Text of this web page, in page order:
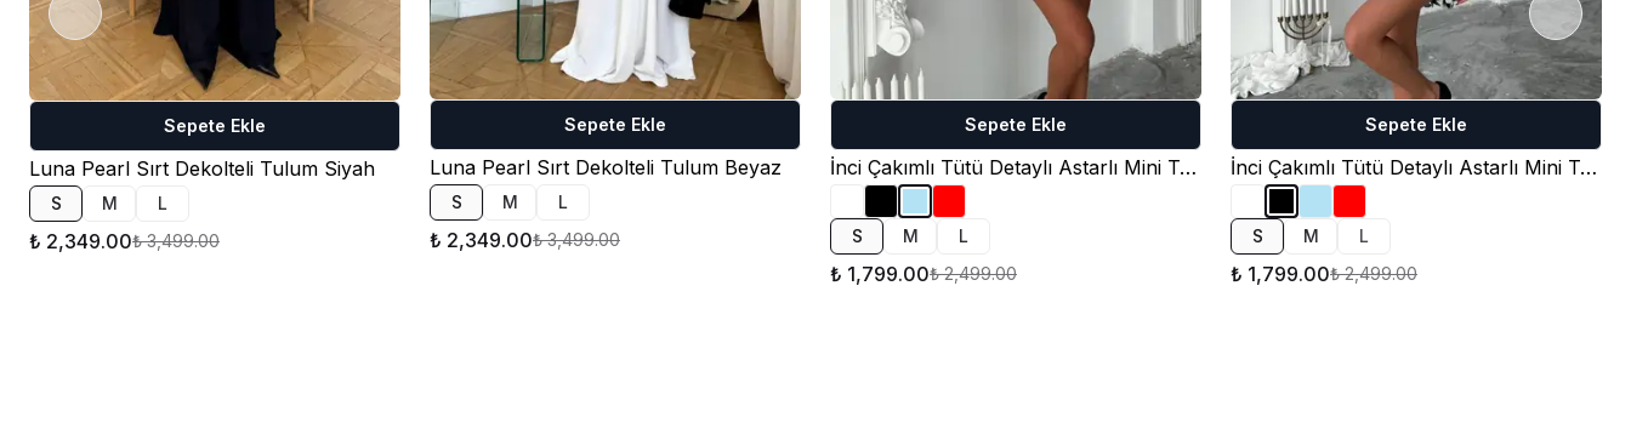
Sepete Ekle
Luna Pearl Sırt Dekolteli Tulum Siyah
S M L
₺ 2,349.00₺ 3,499.00
Sepete Ekle
Luna Pearl Sırt Dekolteli Tulum Beyaz
S M L
₺ 2,349.00₺ 3,499.00
Sepete Ekle
İnci Çakımlı Tütü Detaylı Astarlı Mini Tulum - Bebe Mavi
S M L
₺ 1,799.00₺ 2,499.00
Sepete Ekle
İnci Çakımlı Tütü Detaylı Astarlı Mini Tulum - Siyah
S M L
₺ 1,799.00₺ 2,499.00